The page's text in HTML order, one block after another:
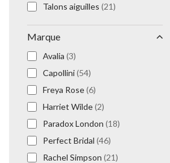
Taupe (7)
Noir(3)
Bourgogne
Marine(19)
Menthe (2)
Nude (7)
Gris (5)
Blanc(2)
Moka(4)
Talons aiguilles (21)
Marque
Avalia (3)
Capollini(54)
Freya Rose(6)
Harriet Wilde(2)
Paradox London (18)
Perfect Bridal (46)
Rachel Simpson (21)